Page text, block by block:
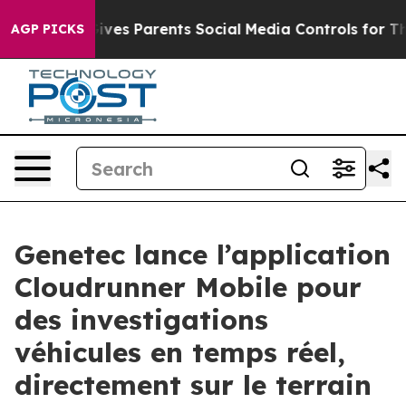
AGP PICKS
Gives Parents Social Media Controls for Their
Genetec lance l’application
Cloudrunner Mobile pour
des investigations
véhicules en temps réel,
directement sur le terrain